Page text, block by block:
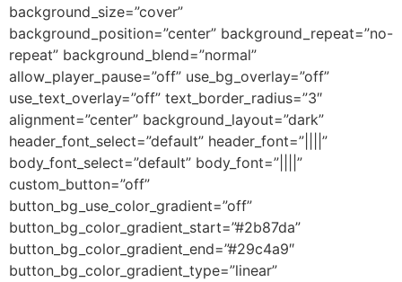
background_size=”cover”
background_position=”center” background_repeat=”no-
repeat” background_blend=”normal”
allow_player_pause=”off” use_bg_overlay=”off”
use_text_overlay=”off” text_border_radius=”3″
alignment=”center” background_layout=”dark”
header_font_select=”default” header_font=”||||”
body_font_select=”default” body_font=”||||”
custom_button=”off”
button_bg_use_color_gradient=”off”
button_bg_color_gradient_start=”#2b87da”
button_bg_color_gradient_end=”#29c4a9″
button_bg_color_gradient_type=”linear”